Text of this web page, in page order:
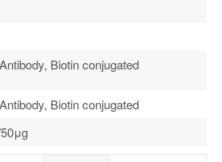
Biotin conjugated
Biotin conjugated